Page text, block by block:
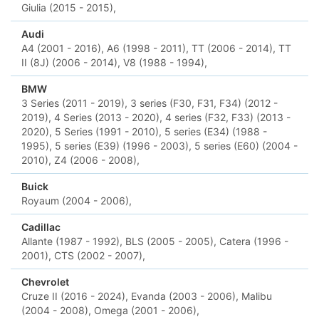
Giulia (2015 - 2015),
Audi
A4 (2001 - 2016), A6 (1998 - 2011), TT (2006 - 2014), TT
II (8J) (2006 - 2014), V8 (1988 - 1994),
BMW
3 Series (2011 - 2019), 3 series (F30, F31, F34) (2012 -
2019), 4 Series (2013 - 2020), 4 series (F32, F33) (2013 -
2020), 5 Series (1991 - 2010), 5 series (E34) (1988 -
1995), 5 series (E39) (1996 - 2003), 5 series (E60) (2004 -
2010), Z4 (2006 - 2008),
Buick
Royaum (2004 - 2006),
Cadillac
Allante (1987 - 1992), BLS (2005 - 2005), Catera (1996 -
2001), CTS (2002 - 2007),
Chevrolet
Cruze II (2016 - 2024), Evanda (2003 - 2006), Malibu
(2004 - 2008), Omega (2001 - 2006),